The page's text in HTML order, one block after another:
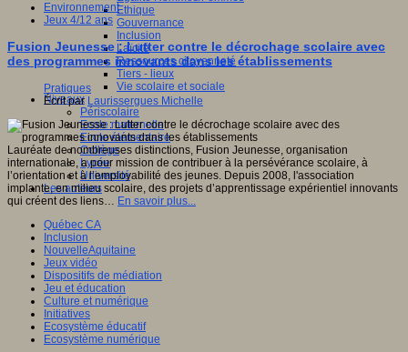
Ethique
Gouvernance
Inclusion
Laïcité
Ressources citoyenneté
Tiers - lieux
Vie scolaire et sociale
Niveaux
Périscolaire
Ecole maternelle
Ecole élémentaire
Collège
Lycée
Université
Les auteurs
Environnement
Jeux 4/12 ans
Fusion Jeunesse : Lutter contre le décrochage scolaire avec
des programmes innovants dans les établissements
Pratiques
Écrit par Laurissergues Michelle
Lauréate de nombreuses distinctions, Fusion Jeunesse, organisation
internationale, a pour mission de contribuer à la persévérance scolaire, à
l’orientation et à l’employabilité des jeunes. Depuis 2008, l'association
implante, en milieu scolaire, des projets d’apprentissage expérientiel innovants
qui créent des liens… En savoir plus...
Québec CA
Inclusion
NouvelleAquitaine
Jeux vidéo
Dispositifs de médiation
Jeu et éducation
Culture et numérique
Initiatives
Ecosystème éducatif
Ecosystème numérique